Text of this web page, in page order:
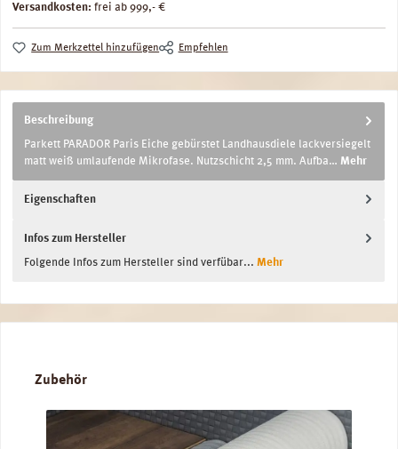
Versandkosten: frei ab 999,- €
Zum Merkzettel hinzufügen Empfehlen
Beschreibung
Parkett PARADOR Paris Eiche gebürstet Landhausdiele lackversiegelt
matt weiß umlaufende Mikrofase. Nutzschicht 2,5 mm. Aufba… Mehr
Eigenschaften
Infos zum Hersteller
Folgende Infos zum Hersteller sind verfübar... Mehr
Produktgalerie überspringen
Zubehör